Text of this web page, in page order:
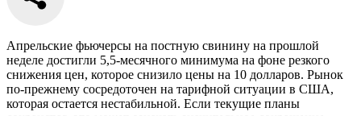
Апрельские фьючерсы на постную свинину на прошлой
неделе достигли 5,5-месячного минимума на фоне резкого
снижения цен, которое снизило цены на 10 долларов. Рынок
по-прежнему сосредоточен на тарифной ситуации в США,
которая остается нестабильной. Если текущие планы